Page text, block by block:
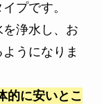
プです。
浄水し、お
うになりま
的に安いとこ